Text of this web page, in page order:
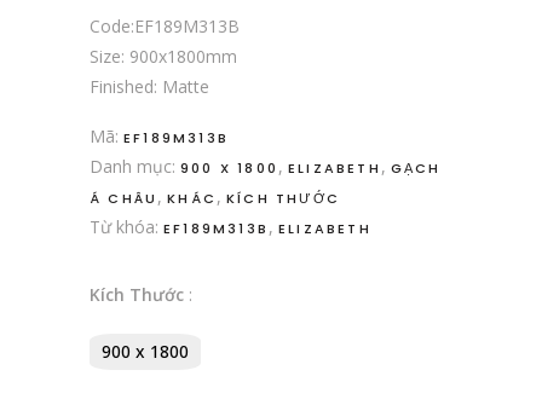
Code:EF189M313B
Size: 900x1800mm
Finished: Matte
Mã: EF189M313B
Danh mục: 900 X 1800 , ELIZABETH , GẠCH
Á CHÂU ,KHÁC ,KÍCH THƯỚC
Từ khóa: EF189M313B , ELIZABETH
Kích Thước :
900 x 1800